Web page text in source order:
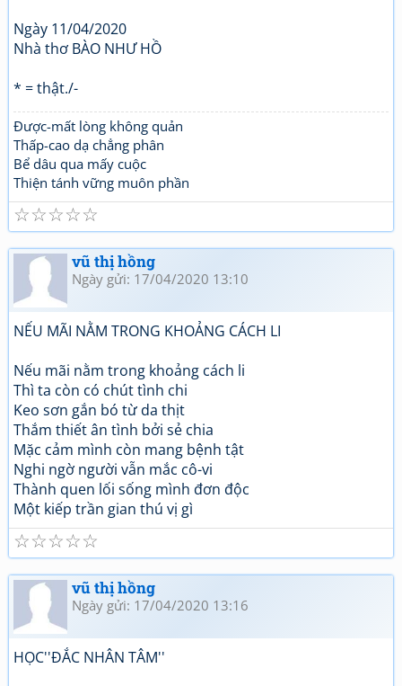
Ngày 11/04/2020
Nhà thơ BÀO NHƯ HỒ
* = thật./-
Được-mất lòng không quản
Thấp-cao dạ chẳng phân
Bể dâu qua mấy cuộc
Thiện tánh vững muôn phần
☆
☆
☆
☆
☆
vũ thị hồng
Ngày gửi: 17/04/2020 13:10
NẾU MÃI NẰM TRONG KHOẢNG CÁCH LI
Nếu mãi nằm trong khoảng cách li
Thì ta còn có chút tình chi
Keo sơn gắn bó từ da thịt
Thắm thiết ân tình bởi sẻ chia
Mặc cảm mình còn mang bệnh tật
Nghi ngờ người vẫn mắc cô-vi
Thành quen lối sống mình đơn độc
Một kiếp trần gian thú vị gì
☆
☆
☆
☆
☆
vũ thị hồng
Ngày gửi: 17/04/2020 13:16
HỌC''ĐẮC NHÂN TÂM''